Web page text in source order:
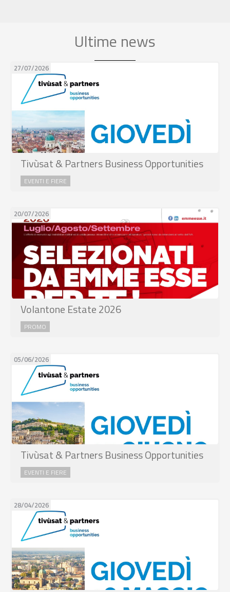
Ultime news
27/07/2026
Tivùsat & Partners Business Opportunities
EVENTI E FIERE
20/07/2026
Volantone Estate 2026
PROMO
05/06/2026
Tivùsat & Partners Business Opportunities
EVENTI E FIERE
28/04/2026